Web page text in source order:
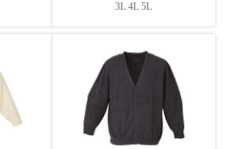
3L 4L 5L